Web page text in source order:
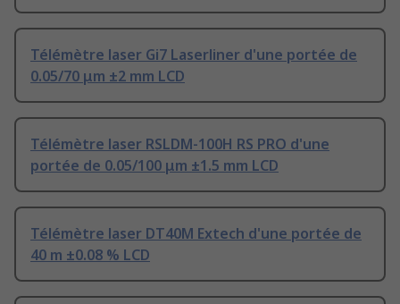
Télémètre laser Gi7 Laserliner d'une portée de
0.05/70 μm ±2 mm LCD
Télémètre laser RSLDM-100H RS PRO d'une
portée de 0.05/100 μm ±1.5 mm LCD
Télémètre laser DT40M Extech d'une portée de
40 m ±0.08 % LCD